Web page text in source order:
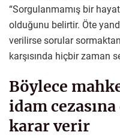
“Sorgulanmamış bir
olduğunu belirtir. Öte
verilirse sorular
karşısında hiçbir zaman
Böylece
idam
karar verir